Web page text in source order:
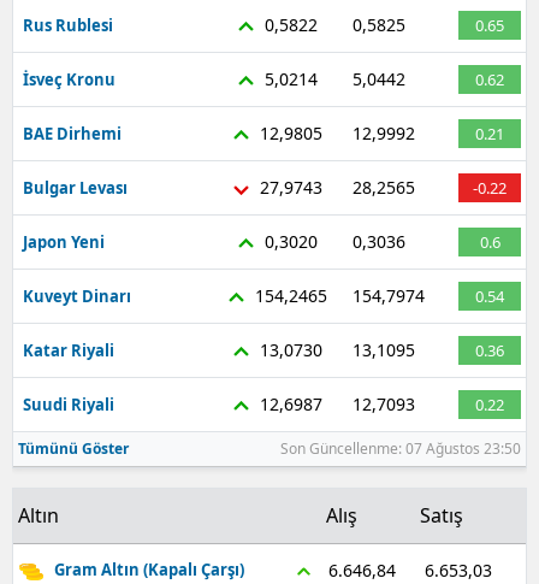
Rus Rublesi 0,5822 0,5825 0.65
İsveç Kronu 5,0214 5,0442 0.62
BAE Dirhemi 12,9805 12,9992 0.21
Bulgar Levası 27,9743 28,2565 -0.22
Japon Yeni 0,3020 0,3036 0.6
Kuveyt Dinarı 154,2465 154,7974 0.54
Katar Riyali 13,0730 13,1095 0.36
Suudi Riyali 12,6987 12,7093 0.22
Tümünü Göster Son Güncellenme: 07 Ağustos 23:50
Altın Alış Satış
Gram Altın (Kapalı Çarşı) 6.646,84 6.653,03